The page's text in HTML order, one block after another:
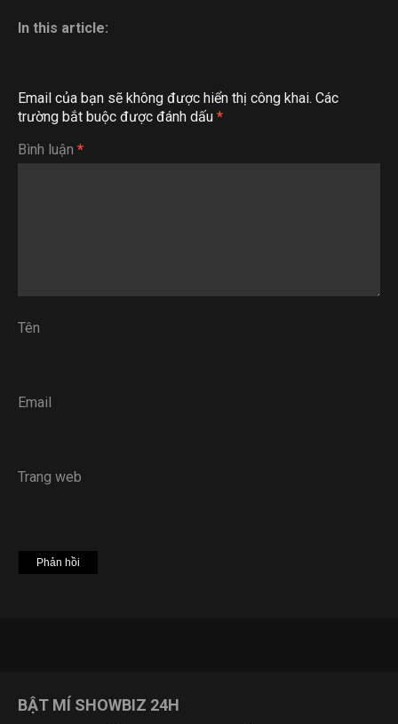
In this article:
Email của bạn sẽ không được hiển thị công khai. Các
trường bắt buộc được đánh dấu *
Bình luận *
Tên
Email
Trang web
BẬT MÍ SHOWBIZ 24H